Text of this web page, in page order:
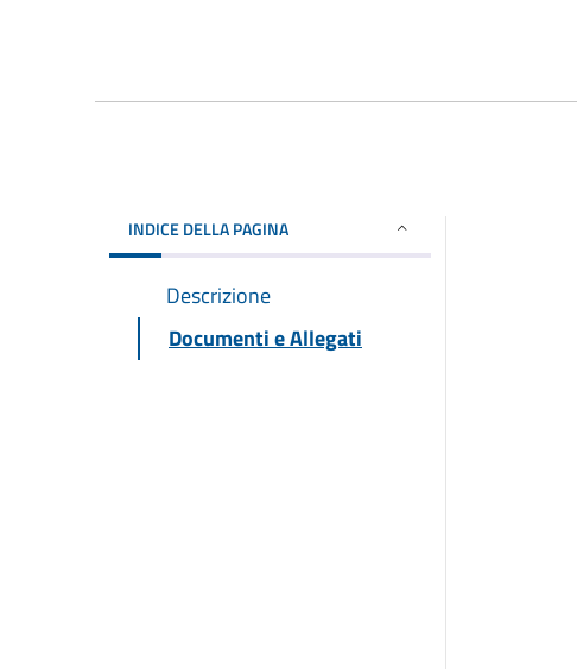
INDICE DELLA PAGINA
Descrizione
Documenti e Allegati